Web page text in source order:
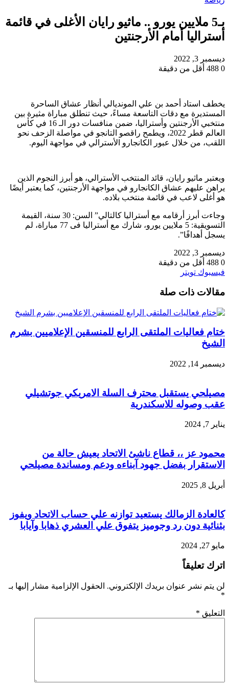
بـ5 ملايين يورو .. ماثيو رايان الأغلى في قائمة
أستراليا أمام الأرجنتين
ديسمبر 3, 2022
0
أقل من دقيقة
يخطف استاد أحمد بن علي المونديالي أنظار عشاق الساحرة
المستديرة مع دقات التاسعة مساءً، حيث تنطلق مباراة مثيرة بين
منتخبي الأرجنتين وأستراليا، ضمن منافسات دور الـ 16 في كأس
العالم قطر 2022، ويطمح راقصو التانجو في مواصلة الزحف نحو
اللقب، من خلال عبور الكانجارو الأسترالي في مواجهة اليوم.
ويعتبر ماثيو رايان، قائد المنتخب الأسترالي، هو أبرز النجوم الذين
يراهن عليهم عشاق الكانجارو في مواجهة الأرجنتين، كما يعتبر أيضًا
هو أغلى لاعب في قائمة منتخب بلاده.
وجاءت أبرز أرقامه مع أستراليا كالتالي” السن: 30 سنة، القيمة
التسويقية: 5 ملايين يورو، شارك مع أستراليا فى 77 مباراة، لم
يسجل أهدافًا”.
ديسمبر 3, 2022
0
أقل من دقيقة
فيسبوك تويتر
البريد
مقالات ذات صلة
ختام فعاليات الملتقى الرابع للمنسقين الإعلاميين بشرم
الشيخ
ديسمبر 14, 2022
مصيلحي يستقبل محترف السلة الامريكي جوتشيلي
عقب وصوله للاسكندرية
يناير 7, 2024
محمود عز ،، قطاع ناشئ الاتحاد يعيش حالة من
الاستقرار بفضل جهود آبناءه ودعم ومساندة مصيلحي
أبريل 8, 2025
كالعادة الزمالك يستعيد توازنه علي حساب الاتحاد ويفوز
بثنائية دون رد وجوميز يتفوق علي العشري ذهابا وآيابا
مايو 27, 2024
اترك تعليقاً
لن يتم نشر عنوان بريدك الإلكتروني. الحقول الإلزامية مشار إليها بـ
*
التعليق *